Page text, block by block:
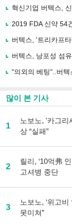
혁신기업 버텍스,
2019 FDA 신약 54
버텍스, '트리카프
버텍스, 낭포성 섬
"의외의 베팅"..버
많이 본 기사
1
노보노, '카그
상 “실패”
2
릴리, ‘10억弗
고셔병 중단
3
노보노, ‘위고비
못미쳐”